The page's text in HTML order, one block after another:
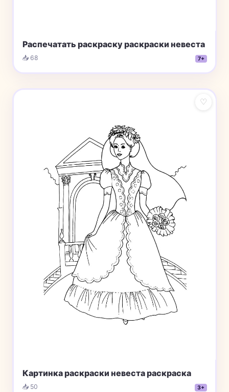
Распечатать раскраску раскраски невеста
📥 68 7+
♡
Картинка раскраски невеста раскраска
📥 50 3+